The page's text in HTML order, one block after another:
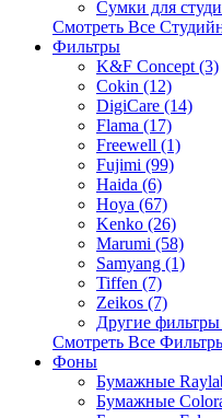
Сумки для
Смотреть Все
Фильтры
K&F Concept (3)
Cokin (12)
DigiCare (14)
Flama (17)
Freewell (1)
Fujimi (99)
Haida (6)
Hoya (67)
Kenko (26)
Marumi (58)
Samyang (1)
Tiffen (7)
Zeikos (7)
Другие
Смотреть Все
Фоны
Бумажные
Бумажные